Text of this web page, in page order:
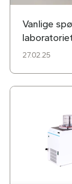
Vanlige
27.02.25